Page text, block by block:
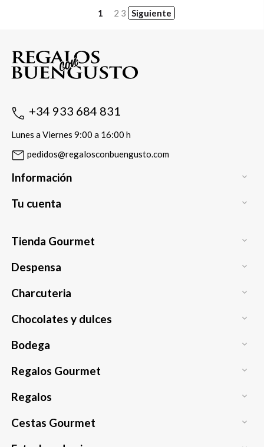
1 2 3 Siguiente
+34 933 684 831
Lunes a Viernes 9:00 a 16:00 h
pedidos@regalosconbuengusto.com
Información 
Tu cuenta 
Tienda Gourmet 
Despensa 
Charcuteria 
Chocolates y dulces 
Bodega 
Regalos Gourmet 
Regalos 
Cestas Gourmet 